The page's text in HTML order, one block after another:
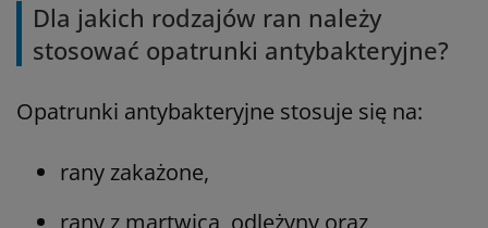
Dla jakich rodzajów ran należy
stosować opatrunki antybakteryjne?
Opatrunki antybakteryjne stosuje się na:
rany zakażone,